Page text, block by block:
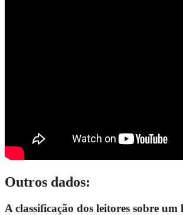
Outros dados:
A classificação dos leitores sobre